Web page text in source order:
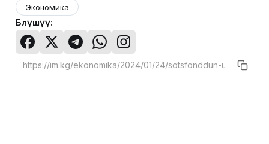
Экономика
Бөлүшүү: